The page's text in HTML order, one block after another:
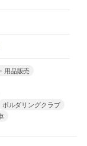
用品販売
ボルダリングクラブ